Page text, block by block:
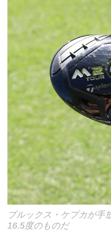
ブルックス・ケプカが手
16.5度のものだ